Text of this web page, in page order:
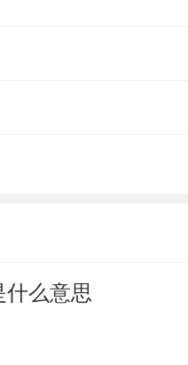
什么意思